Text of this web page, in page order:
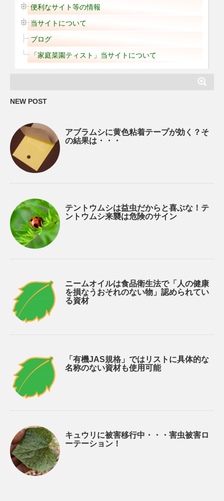
便利なサイト等の情報
当サイトについて
ブログ
「家庭菜園ティスト」当サイトについて
NEW POST
アブラムシに黄色粘着テープが効く？そ
の結果は・・・
テントウムシは益虫だからと喜ぶな！テ
ントウムシ来襲は危険のサイン
ニームオイルは食品衛生法で「人の健康
を損なうおそれのない物」認められてい
る資材
「有機JAS規格」ではリストに具体的な
名称のない資材も使用可能
キュウリに被害移行中・・・害虫被害ロ
ーテーション！